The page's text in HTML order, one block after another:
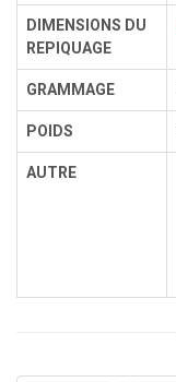
DIMENSIONS DU
REPIQUAGE
GRAMMAGE
POIDS
AUTRE